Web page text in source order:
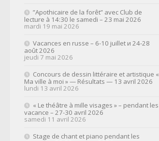
”Apothicaire de la forêt” avec Club de
lecture à 14:30 le samedi – 23 mai 2026
mardi 19 mai 2026
Vacances en russe – 6-10 juillet и 24-28
août 2026
jeudi 7 mai 2026
Concours de dessin littéraire et artistique «
Ma ville à moi » — Résultats — 13 avril 2026
lundi 13 avril 2026
« Le théâtre à mille visages » – pendant les
vacance – 27-30 avril 2026
samedi 11 avril 2026
Stage de chant et piano pendant les